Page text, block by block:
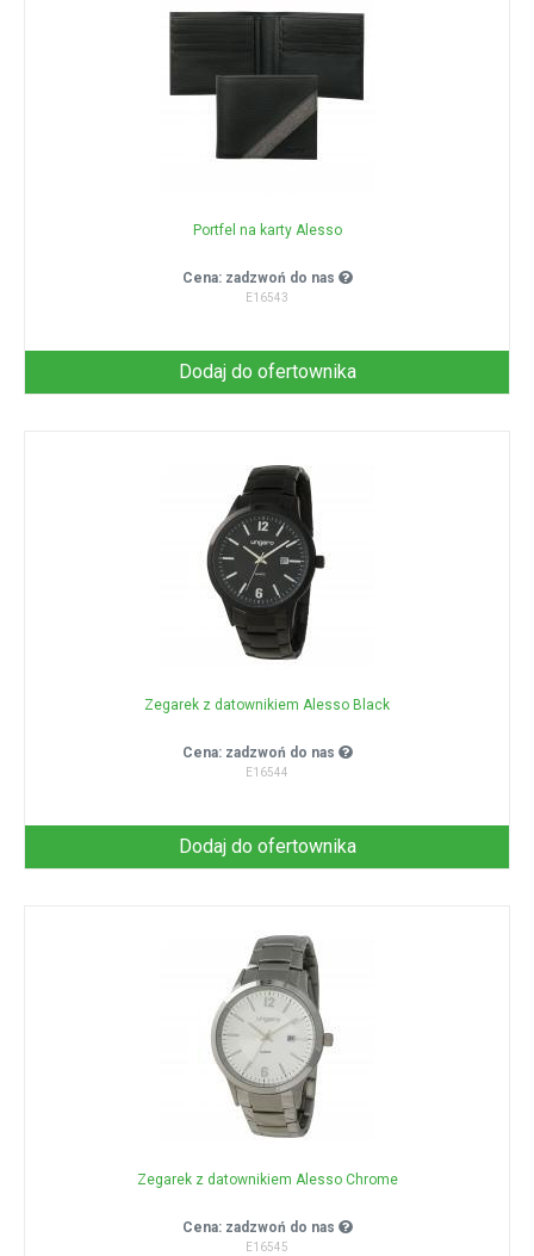
Portfel na karty Alesso
Cena: zadzwoń do nas
E16543
Dodaj do ofertownika
Zegarek z datownikiem Alesso Black
Cena: zadzwoń do nas
E16544
Dodaj do ofertownika
Zegarek z datownikiem Alesso Chrome
Cena: zadzwoń do nas
E16545